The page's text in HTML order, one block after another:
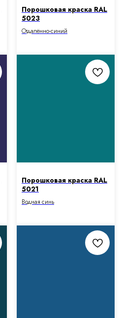
Порошковая краска RAL
5023
Отдалённо-синий
Порошковая краска RAL
5021
Водная синь